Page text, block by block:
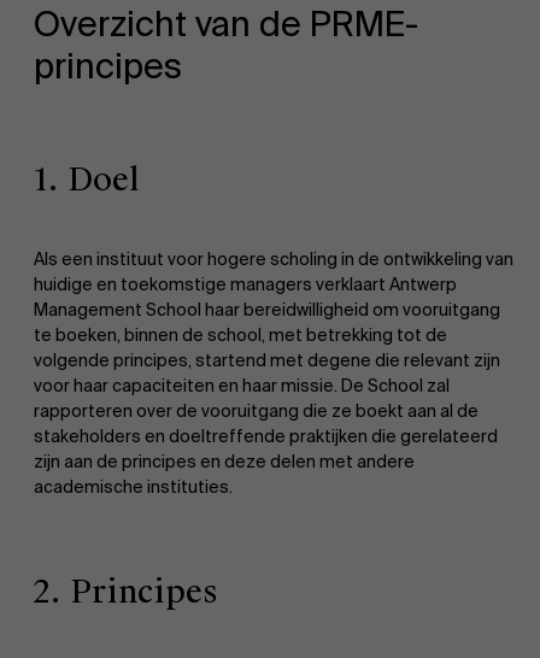
Overzicht van de PRME-
principes
1. Doel
Als een instituut voor hogere scholing in de ontwikkeling van
huidige en toekomstige managers verklaart Antwerp
Management School haar bereidwilligheid om vooruitgang
te boeken, binnen de school, met betrekking tot de
volgende principes, startend met degene die relevant zijn
voor haar capaciteiten en haar missie. De School zal
rapporteren over de vooruitgang die ze boekt aan al de
stakeholders en doeltreffende praktijken die gerelateerd
zijn aan de principes en deze delen met andere
academische instituties.
2. Principes